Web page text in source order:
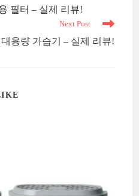
필터 – 실제 리뷰!
Next Post
용량 가습기 – 실제 리뷰!